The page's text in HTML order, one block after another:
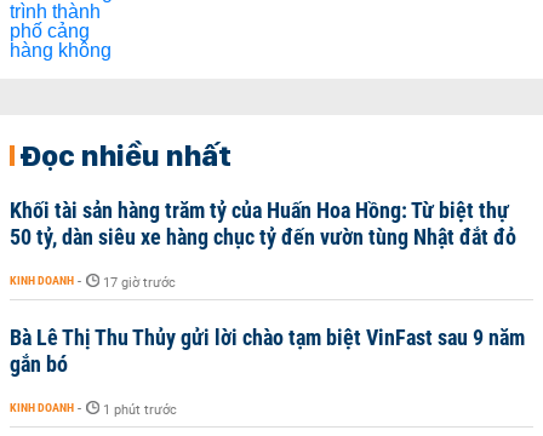
Đọc nhiều nhất
Khối tài sản hàng trăm tỷ của Huấn Hoa Hồng: Từ biệt thự
50 tỷ, dàn siêu xe hàng chục tỷ đến vườn tùng Nhật đắt đỏ
KINH DOANH - 17 giờ trước
Bà Lê Thị Thu Thủy gửi lời chào tạm biệt VinFast sau 9 năm
gắn bó
KINH DOANH - 1 phút trước